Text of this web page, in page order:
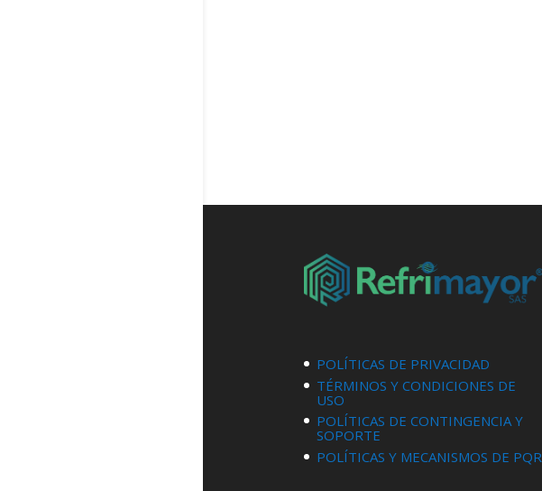
POLÍTICAS DE PRIVACIDAD
TÉRMINOS Y CONDICIONES DE
USO
POLÍTICAS DE CONTINGENCIA Y
SOPORTE
POLÍTICAS Y MECANISMOS DE PQR